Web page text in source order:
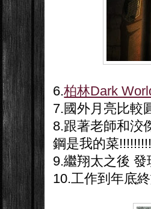
6.柏林Dark
7.國外月亮比較
8.跟著老師和洨
鋼是我的菜
9.繼翔太之後
10.工作到年底